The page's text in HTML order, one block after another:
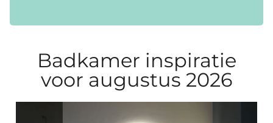
Badkamer inspiratie
voor augustus 2026